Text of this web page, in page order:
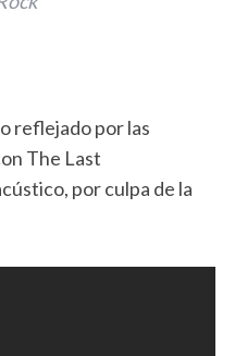
reflejado por las
The Last
por culpa de la